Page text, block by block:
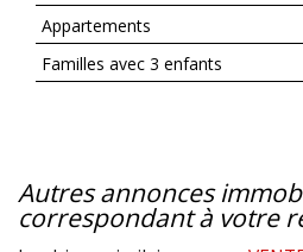
Appartements
Familles avec 3 enfants
autres annonces immobilières
correspondant à votre